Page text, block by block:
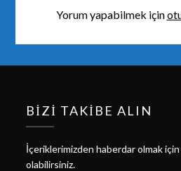
Yorum yapabilmek için
BIZI TAKIBE ALIN
İçeriklerimizden haberdar olmak
olabilirsiniz.